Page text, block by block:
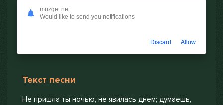
Текст песни
Не пришла ты ночью, не явилась днём; думаешь,
muzget.net
Would like to send you notifications
Discard Allow